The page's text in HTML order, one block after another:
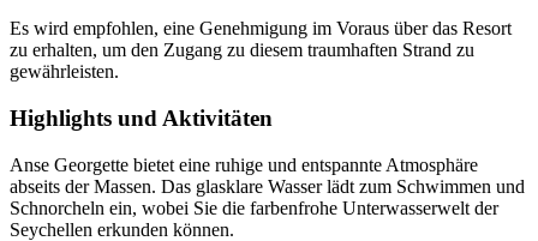
Es wird empfohlen, eine Genehmigung im Voraus über das Resort
zu erhalten, um den Zugang zu diesem traumhaften Strand zu
gewährleisten.
Highlights und Aktivitäten
Anse Georgette bietet eine ruhige und entspannte Atmosphäre
abseits der Massen. Das glasklare Wasser lädt zum Schwimmen und
Schnorcheln ein, wobei Sie die farbenfrohe Unterwasserwelt der
Seychellen erkunden können.